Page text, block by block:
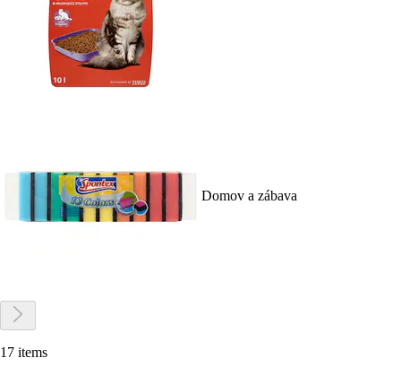
Domov a zábava
17 items